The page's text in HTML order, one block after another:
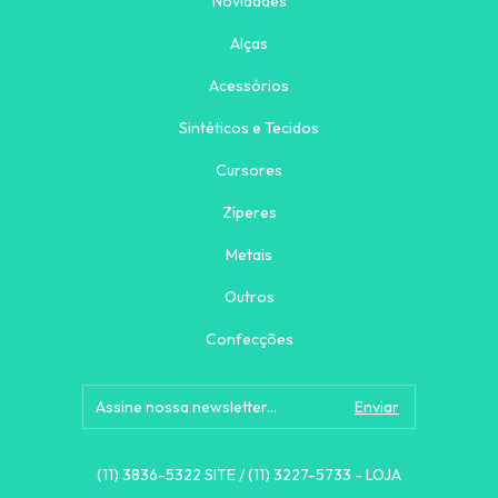
Alças
Acessórios
Sintéticos e Tecidos
Cursores
Zíperes
Metais
Outros
Confecções
(11) 3836-5322 SITE / (11) 3227-5733 - LOJA